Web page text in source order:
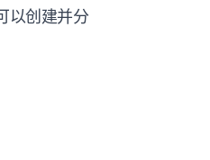
以创建并分